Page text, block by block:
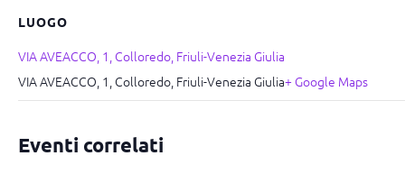
LUOGO
VIA AVEACCO, 1, Colloredo, Friuli-Venezia Giulia
VIA AVEACCO, 1, Colloredo, Friuli-Venezia Giulia+ Google Maps
Eventi correlati